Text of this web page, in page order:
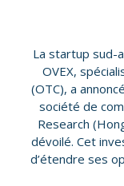
La startup sud-
OVEX,
(OTC), a
société de
Research
dévoilé. Cet
d’étendre ses